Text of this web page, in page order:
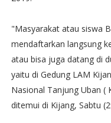
"Masyarakat atau siswa
mendaftarkan langsung
atau bisa juga datang di
yaitu di Gedung LAM
Nasional Tanjung Uban (
ditemui di Kijang, Sabtu